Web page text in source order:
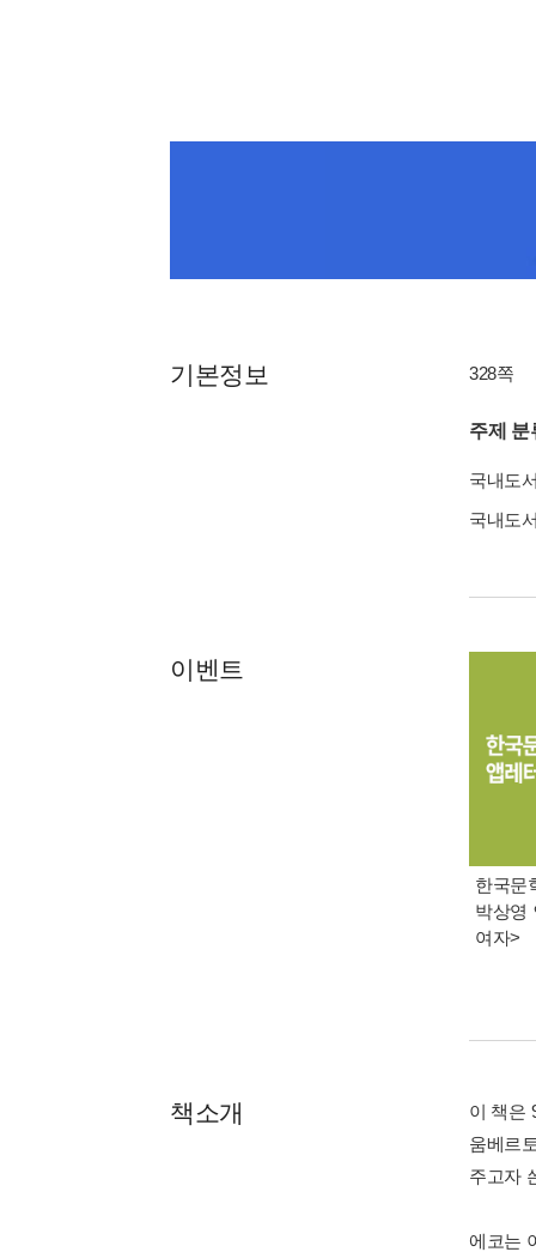
기본정보 328쪽
주제 분
국내도
국내도
이벤트
한국문
박상영
여자>
책소개
이 책은
움베르
주고자
에코는